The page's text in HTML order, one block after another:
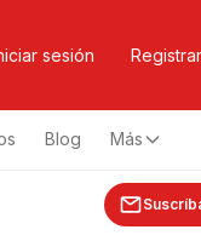
sesión
Blog Más